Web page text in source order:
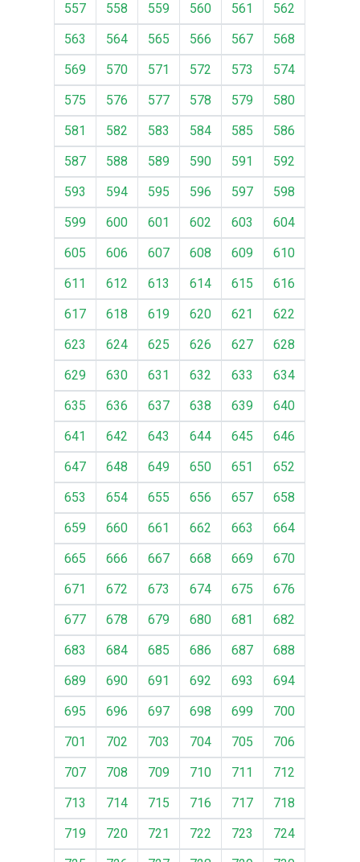
557
558 559 560 561
562
563
564 565 566 567
568
569
570 571 572 573
574
575
576 577 578 579
580
581
582 583 584 585
586
587
588 589 590 591
592
593
594 595 596 597
598
599
600 601 602 603
604
605
606 607 608 609
610
611
612 613 614 615
616
617
618 619 620 621
622
623
624 625 626 627
628
629
630 631 632 633
634
635
636 637 638 639
640
641
642 643 644 645
646
647
648 649 650 651
652
653
654 655 656 657
658
659
660 661 662 663
664
665
666 667 668 669
670
671
672 673 674 675
676
677
678 679 680 681
682
683
684 685 686 687
688
689
690 691 692 693
694
695
696 697 698 699
700
701
702 703 704 705
706
707
708 709 710 711
712
713
714 715 716 717
718
719
720 721 722 723
724